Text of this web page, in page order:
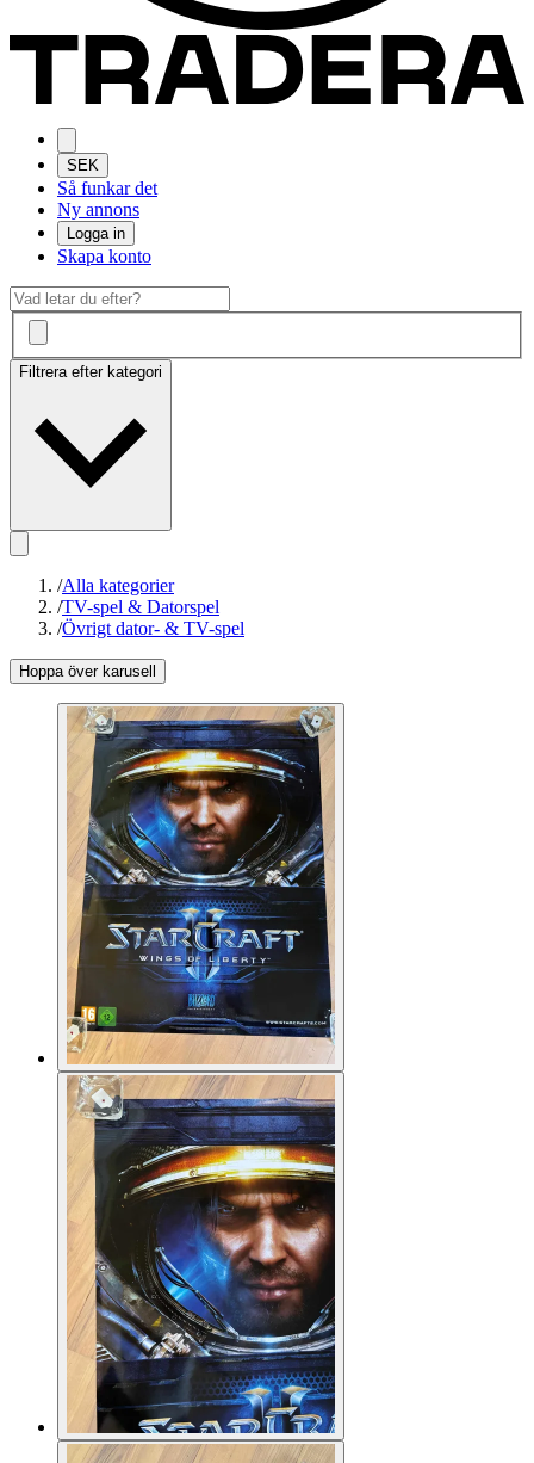
SEK
Så funkar det
Ny annons
Logga in
Skapa konto
Filtrera efter kategori
/Alla kategorier
/TV-spel & Datorspel
/Övrigt dator- & TV-spel
Hoppa över karusell